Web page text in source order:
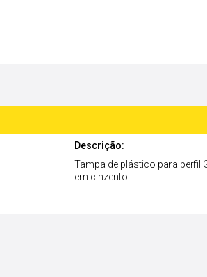
Descrição:
Tampa de plástico para perfil
em cinzento.